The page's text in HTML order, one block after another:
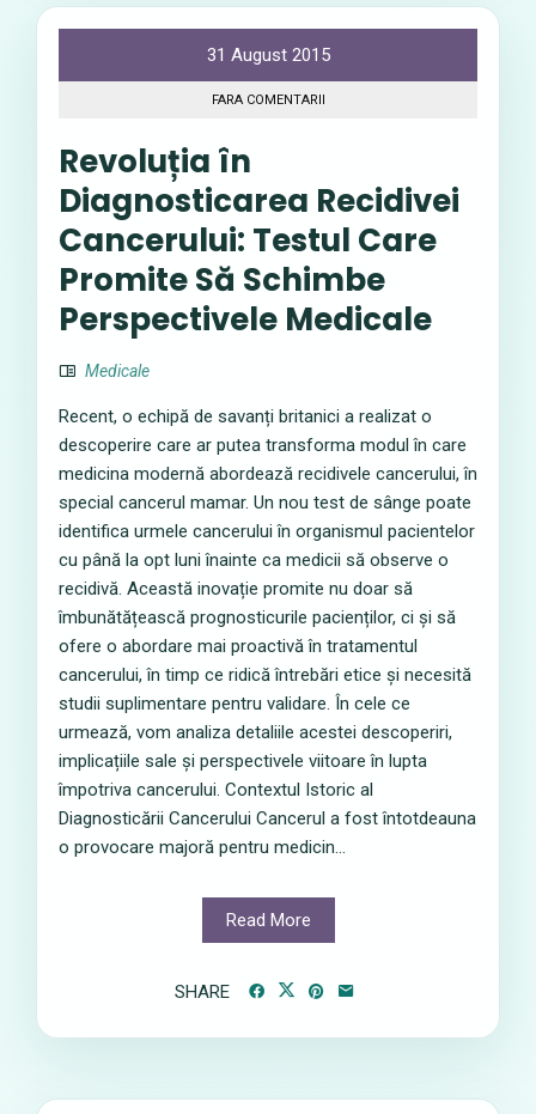
31 August 2015
FARA COMENTARII
Revoluția în
Diagnosticarea Recidivei
Cancerului: Testul Care
Promite Să Schimbe
Perspectivele Medicale
Medicale
Recent, o echipă de savanți britanici a realizat o
descoperire care ar putea transforma modul în care
medicina modernă abordează recidivele cancerului, în
special cancerul mamar. Un nou test de sânge poate
identifica urmele cancerului în organismul pacientelor
cu până la opt luni înainte ca medicii să observe o
recidivă. Această inovație promite nu doar să
îmbunătățească prognosticurile pacienților, ci și să
ofere o abordare mai proactivă în tratamentul
cancerului, în timp ce ridică întrebări etice și necesită
studii suplimentare pentru validare. În cele ce
urmează, vom analiza detaliile acestei descoperiri,
implicațiile sale și perspectivele viitoare în lupta
împotriva cancerului. Contextul Istoric al
Diagnosticării Cancerului Cancerul a fost întotdeauna
o provocare majoră pentru medicin...
Read More
SHARE